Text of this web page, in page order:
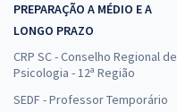
PREPARAÇÃO A MÉDIO E A
LONGO PRAZO
CRP SC - Conselho Regional de
Psicologia - 12ª Região
SEDF - Professor Temporário